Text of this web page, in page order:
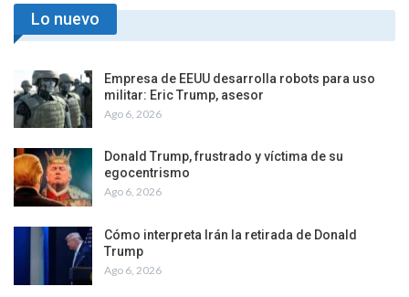
Lo nuevo
Empresa de EEUU desarrolla robots para uso
militar: Eric Trump, asesor
Ago 6, 2026
Donald Trump, frustrado y víctima de su
egocentrismo
Ago 6, 2026
Cómo interpreta Irán la retirada de Donald
Trump
Ago 6, 2026